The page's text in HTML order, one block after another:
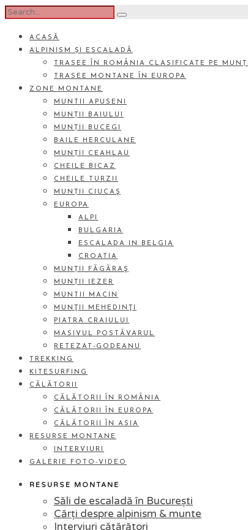
ACASĂ
ALPINISM ȘI ESCALADĂ
TRASEE ÎN ROMÂNIA CLASIFICATE PE MUNȚI
TRASEE MONTANE ÎN EUROPA
ZONE MONTANE
MUNTII APUSENI
MUNȚII BAIULUI
MUNȚII BUCEGI
BAILE HERCULANE
MUNȚII CEAHLAU
CHEILE BICAZ
CHEILE TURZII
MUNȚII CIUCAŞ
EUROPA
ALPI
BULGARIA
ESCALADA IN BELGIA
CROATIA
MUNȚII FĂGĂRAŞ
MUNȚII IEZER
MUNTII MACIN
MUNŢII MEHEDINŢI
PIATRA CRAIULUI
MASIVUL POSTĂVARUL
RETEZAT-GODEANU
TREKKING
KITESURFING
CĂLĂTORII
CĂLĂTORII ÎN ROMÂNIA
CĂLĂTORII ÎN EUROPA
CĂLĂTORII ÎN ASIA
RESURSE MONTANE
INTERVIURI
GALERIE FOTO-VIDEO
RESURSE MONTANE
Săli de escaladă în București
Cărți despre alpinism & munte
Interviuri cățărători